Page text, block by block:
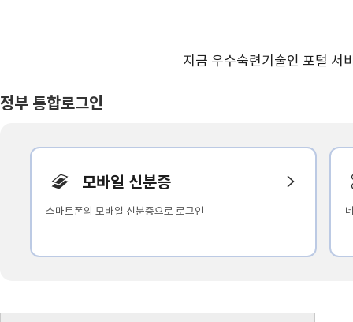
지금 우수숙련기술인 포털 서
정부 통합로그인
개인사용자 로그인
모바일 신분증
스마트폰의 모바일 신분증으로 로그인